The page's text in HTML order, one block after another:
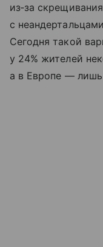
из‑за
с
Сегодня такой
у 24% жителей
а в Европе — лишь